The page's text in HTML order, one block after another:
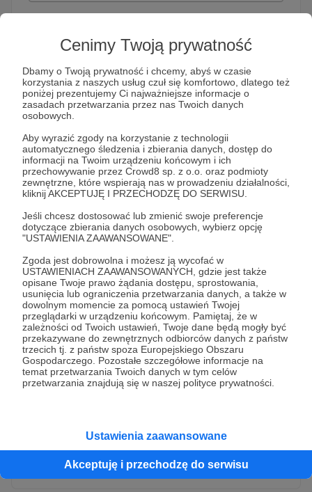
Cenimy Twoją prywatność
Dbamy o Twoją prywatność i chcemy, abyś w czasie
korzystania z naszych usług czuł się komfortowo, dlatego też
poniżej prezentujemy Ci najważniejsze informacje o
zasadach przetwarzania przez nas Twoich danych
osobowych.
Aby wyrazić zgody na korzystanie z technologii
automatycznego śledzenia i zbierania danych, dostęp do
informacji na Twoim urządzeniu końcowym i ich
przechowywanie przez Crowd8 sp. z o.o. oraz podmioty
zewnętrzne, które wspierają nas w prowadzeniu działalności,
kliknij AKCEPTUJĘ I PRZECHODZĘ DO SERWISU.
Jeśli chcesz dostosować lub zmienić swoje preferencje
dotyczące zbierania danych osobowych, wybierz opcję
"USTAWIENIA ZAAWANSOWANE".
Zgoda jest dobrowolna i możesz ją wycofać w
USTAWIENIACH ZAAWANSOWANYCH, gdzie jest także
opisane Twoje prawo żądania dostępu, sprostowania,
usunięcia lub ograniczenia przetwarzania danych, a także w
dowolnym momencie za pomocą ustawień Twojej
przeglądarki w urządzeniu końcowym. Pamiętaj, że w
zależności od Twoich ustawień, Twoje dane będą mogły być
przekazywane do zewnętrznych odbiorców danych z państw
trzecich tj. z państw spoza Europejskiego Obszaru
Gospodarczego. Pozostałe szczegółowe informacje na
temat przetwarzania Twoich danych w tym celów
przetwarzania znajdują się w naszej polityce prywatności.
Ustawienia zaawansowane
Akceptuję i przechodzę do serwisu
Telefon *
dodatkowe pytania
Treść wiadomości *
* Wyrażam zgodę na przetwarzanie moich danych
osobowych przez Patronite
Administratorem Twoich danych osobowych jest Crowd8 sp. z o.o.
z siedziba w Warszawie, ul. Żwirki i Wigury 16, 02-092 Warszawa.
Twoje dane osobowe będą przetwarzane w szczególności w celu
wykonania umowy zawartej z Tobą, w tym do umożliwienia
Gwarantujemy spełnienie wszystkich Twoich praw wynikających
z ogólnego rozporządzenia o ochronie danych, tj. prawo dostępu,
sprostowania oraz usunięcia Twoich danych, ograniczenia ich
rozwiń zgodę
Wyślij zgłoszenie